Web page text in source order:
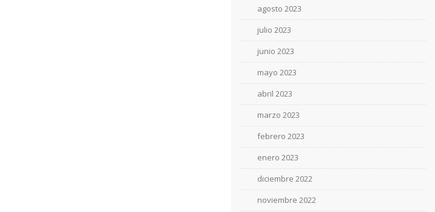
agosto 2023
julio 2023
junio 2023
mayo 2023
abril 2023
marzo 2023
febrero 2023
enero 2023
diciembre 2022
noviembre 2022